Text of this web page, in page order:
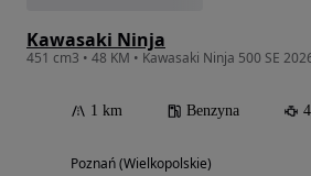
Kawasaki Ninja
451 cm3 • 48 KM • Kawasaki Ninja 500 SE
1 km Benzyna
Poznań (Wielkopolskie)